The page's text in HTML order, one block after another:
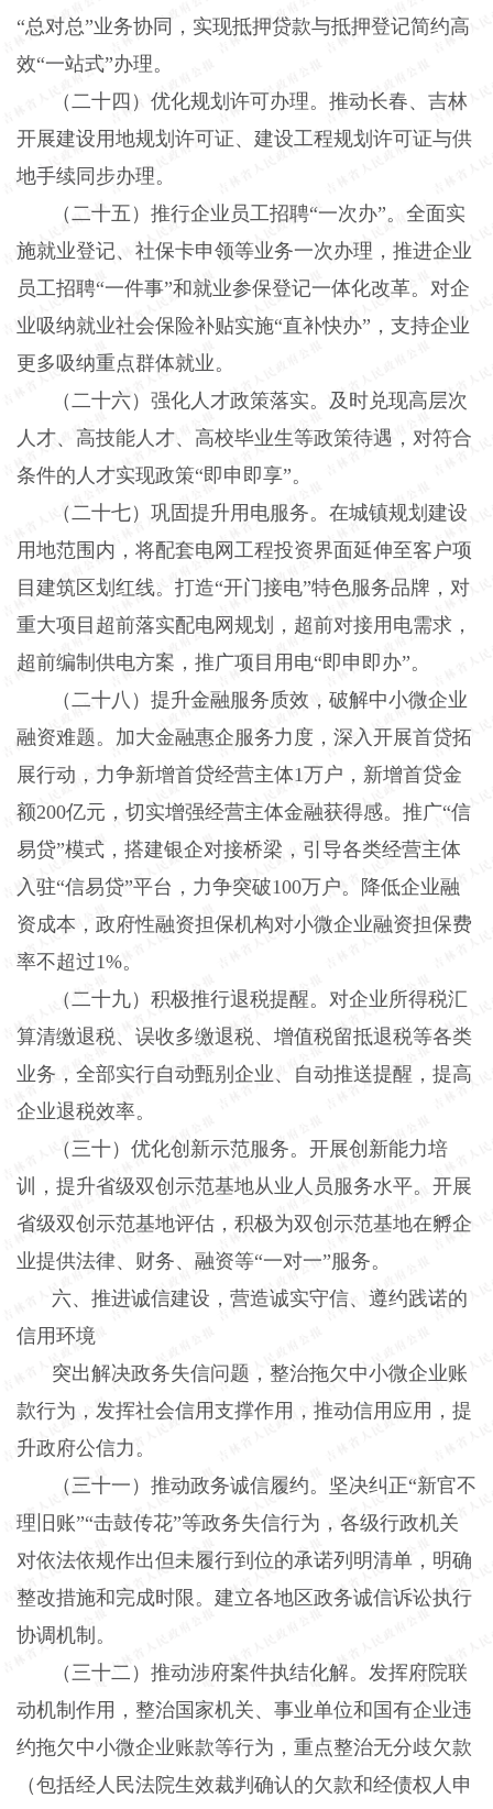
“总对总”业务协同，实现抵押贷款与抵押登记简约高
效“一站式”办理。
（二十四）优化规划许可办理。 推动长春、吉林
开展建设用地规划许可证、建设工程规划许可证与供
地手续同步办理。
（二十五）推行企业员工招聘“一次办”。 全面实
施就业登记、社保卡申领等业务一次办理，推进企业
员工招聘“一件事”和就业参保登记一体化改革。对企
业吸纳就业社会保险补贴实施“直补快办”，支持企业
更多吸纳重点群体就业。
（二十六）强化人才政策落实。 及时兑现高层次
人才、高技能人才、高校毕业生等政策待遇，对符合
条件的人才实现政策“即申即享”。
（二十七）巩固提升用电服务。 在城镇规划建设
用地范围内，将配套电网工程投资界面延伸至客户项
目建筑区划红线。打造“开门接电”特色服务品牌，对
重大项目超前落实配电网规划，超前对接用电需求，
超前编制供电方案，推广项目用电“即申即办”。
（二十八）提升金融服务质效，破解中小微企业
融资难题。 加大金融惠企服务力度，深入开展首贷拓
展行动，力争新增首贷经营主体1万户，新增首贷金
额200亿元，切实增强经营主体金融获得感。推广“信
易贷”模式，搭建银企对接桥梁，引导各类经营主体
入驻“信易贷”平台，力争突破100万户。降低企业融
资成本，政府性融资担保机构对小微企业融资担保费
率不超过1%。
（二十九）积极推行退税提醒。 对企业所得税汇
算清缴退税、误收多缴退税、增值税留抵退税等各类
业务，全部实行自动甄别企业、自动推送提醒，提高
企业退税效率。
（三十）优化创新示范服务。 开展创新能力培
训，提升省级双创示范基地从业人员服务水平。开展
省级双创示范基地评估，积极为双创示范基地在孵企
业提供法律、财务、融资等“一对一”服务。
六、推进诚信建设，营造诚实守信、遵约践诺的
信用环境
突出解决政务失信问题，整治拖欠中小微企业账
款行为，发挥社会信用支撑作用，推动信用应用，提
升政府公信力。
（三十一）推动政务诚信履约。 坚决纠正“新官不
理旧账”“击鼓传花”等政务失信行为，各级行政机关
对依法依规作出但未履行到位的承诺列明清单，明确
整改措施和完成时限。建立各地区政务诚信诉讼执行
协调机制。
（三十二）推动涉府案件执结化解。 发挥府院联
动机制作用，整治国家机关、事业单位和国有企业违
约拖欠中小微企业账款等行为，重点整治无分歧欠款
（包括经人民法院生效裁判确认的欠款和经债权人申